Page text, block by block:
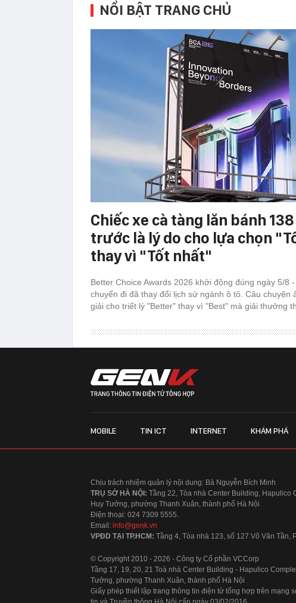
NỔI BẬT TRANG CHỦ
Chiếc xe cà tàng lăn bánh
trước là lý do cho lựa chọn
thay vì "Tốt nhất"
Better Choice Awards 2026 khởi động đúng ngày 5/8
chuyến đi đã thay đổi lịch sử ngành ô tô. Câu chuyện
giải cho triết lý "Better" thay vì "Best" mà giải thưởng
MOBILE TIN ICT INTERNET KHÁM PHÁ
Chịu trách nhiệm quản lý nội dung: Bà Nguyễn Bích Minh
TRỤ SỞ HÀ NỘI: Tầng 22, Tòa nhà Center Building, Hapulico
Huy Tưởng, phường Thanh Xuân, thành phố Hà Nội
Điện thoại: 024 7309 5555.
Email: info@genk.vn
VPĐD TẠI TP.HCM: Tầng 4, Tòa nhà 123, số 127 Võ Văn Tần,
© Copyright 2010 - 2026 - Công ty Cổ phần VCCorp
Tầng 17, 19, 20, 21 Toà nhà Center Building - Hapulico
Tưởng, phường Thanh Xuân, thành phố Hà Nội
Giấy phép thiết lập trang thông tin điện tử tổng hợp trên mạng